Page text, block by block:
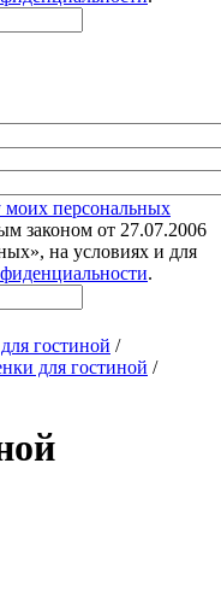
моих персональных
законом от 27.07.2006
на условиях и для
.
гостиной /
для гостиной /